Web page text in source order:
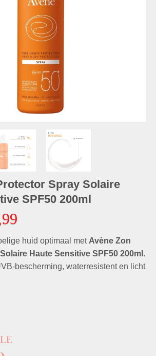
Spray Solaire
SPF50 200ml
Huidige
is:
€14,99.
huid optimaal metAvène Zon
Haute Sensitive SPF50 200ml .
bescherming, waterresistent en licht